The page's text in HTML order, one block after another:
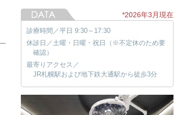
*2026年3月現在
診療時間／平日 9:30～17:30
休診日／土曜・日曜・祝日（※不定休のため要
確認）
最寄りアクセス／
JR札幌駅および地下鉄大通駅から徒歩3分